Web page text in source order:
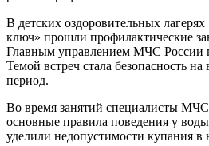
В детских оздоровительных
ключ» прошли профилактические
Главным управлением МЧС России
Темой встреч стала безопасность
период.
Во время занятий специалисты
основные правила поведения у
уделили недопустимости купания в